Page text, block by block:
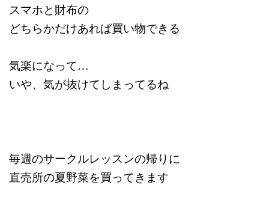
スマホと財布の
どちらかだけあれば買い物できる
気楽になって…
いや、気が抜けてしまってるね
毎週のサークルレッスンの帰りに
直売所の夏野菜を買ってきます